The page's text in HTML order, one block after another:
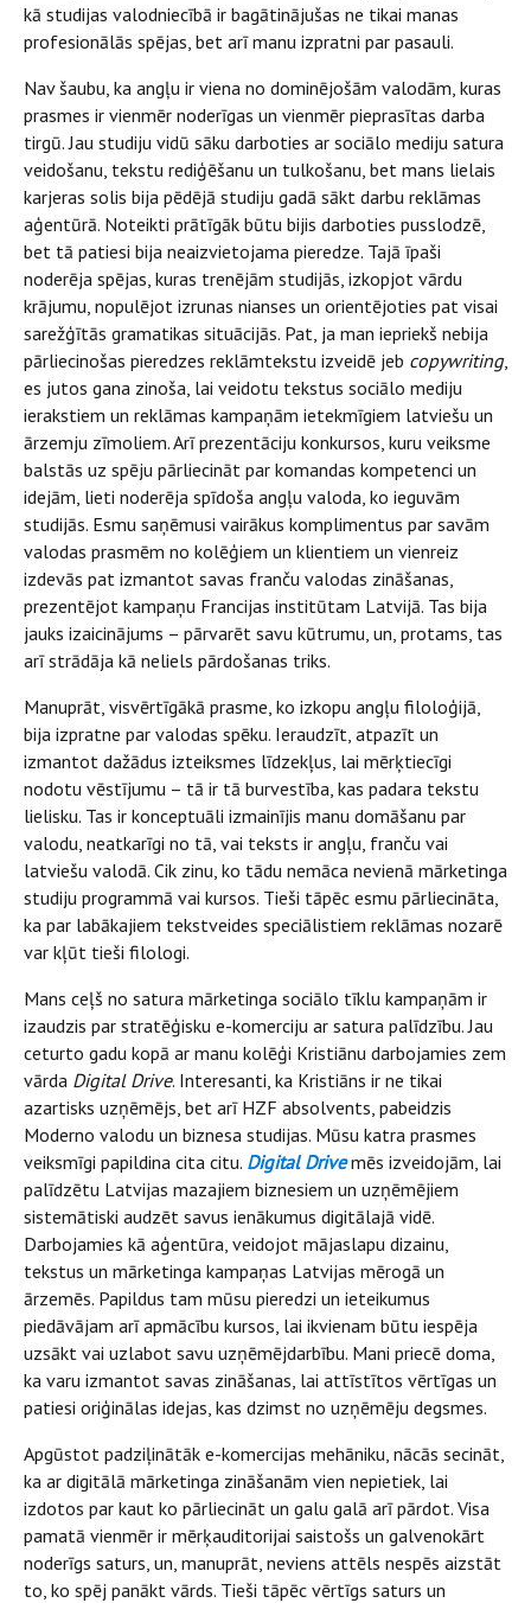
kā studijas valodniecībā ir bagātinājušas ne tikai manas
profesionālās spējas, bet arī manu izpratni par pasauli.
Nav šaubu, ka angļu ir viena no dominējošām valodām, kuras
prasmes ir vienmēr noderīgas un vienmēr pieprasītas darba
tirgū. Jau studiju vidū sāku darboties ar sociālo mediju satura
veidošanu, tekstu rediģēšanu un tulkošanu, bet mans lielais
karjeras solis bija pēdējā studiju gadā sākt darbu reklāmas
aģentūrā. Noteikti prātīgāk būtu bijis darboties pusslodzē,
bet tā patiesi bija neaizvietojama pieredze. Tajā īpaši
noderēja spējas, kuras trenējām studijās, izkopjot vārdu
krājumu, nopulējot izrunas nianses un orientējoties pat visai
sarežģītās gramatikas situācijās. Pat, ja man iepriekš nebija
pārliecinošas pieredzes reklāmtekstu izveidē jeb copywriting,
es jutos gana zinoša, lai veidotu tekstus sociālo mediju
ierakstiem un reklāmas kampaņām ietekmīgiem latviešu un
ārzemju zīmoliem. Arī prezentāciju konkursos, kuru veiksme
balstās uz spēju pārliecināt par komandas kompetenci un
idejām, lieti noderēja spīdoša angļu valoda, ko ieguvām
studijās. Esmu saņēmusi vairākus komplimentus par savām
valodas prasmēm no kolēģiem un klientiem un vienreiz
izdevās pat izmantot savas franču valodas zināšanas,
prezentējot kampaņu Francijas institūtam Latvijā. Tas bija
jauks izaicinājums – pārvarēt savu kūtrumu, un, protams, tas
arī strādāja kā neliels pārdošanas triks.
Manuprāt, visvērtīgākā prasme, ko izkopu angļu filoloģijā,
bija izpratne par valodas spēku. Ieraudzīt, atpazīt un
izmantot dažādus izteiksmes līdzekļus, lai mērķtiecīgi
nodotu vēstījumu – tā ir tā burvestība, kas padara tekstu
lielisku. Tas ir konceptuāli izmainījis manu domāšanu par
valodu, neatkarīgi no tā, vai teksts ir angļu, franču vai
latviešu valodā. Cik zinu, ko tādu nemāca nevienā mārketinga
studiju programmā vai kursos. Tieši tāpēc esmu pārliecināta,
ka par labākajiem tekstveides speciālistiem reklāmas nozarē
var kļūt tieši filologi.
Mans ceļš no satura mārketinga sociālo tīklu kampaņām ir
izaudzis par stratēģisku e-komerciju ar satura palīdzību. Jau
ceturto gadu kopā ar manu kolēģi Kristiānu darbojamies zem
vārda Digital Drive. Interesanti, ka Kristiāns ir ne tikai
azartisks uzņēmējs, bet arī HZF absolvents, pabeidzis
Moderno valodu un biznesa studijas. Mūsu katra prasmes
veiksmīgi papildina cita citu. Digital Drivemēs izveidojām, lai
palīdzētu Latvijas mazajiem biznesiem un uzņēmējiem
sistemātiski audzēt savus ienākumus digitālajā vidē.
Darbojamies kā aģentūra, veidojot mājaslapu dizainu,
tekstus un mārketinga kampaņas Latvijas mērogā un
ārzemēs. Papildus tam mūsu pieredzi un ieteikumus
piedāvājam arī apmācību kursos, lai ikvienam būtu iespēja
uzsākt vai uzlabot savu uzņēmējdarbību. Mani priecē doma,
ka varu izmantot savas zināšanas, lai attīstītos vērtīgas un
patiesi oriģinālas idejas, kas dzimst no uzņēmēju degsmes.
Apgūstot padziļinātāk e-komercijas mehāniku, nācās secināt,
ka ar digitālā mārketinga zināšanām vien nepietiek, lai
izdotos par kaut ko pārliecināt un galu galā arī pārdot. Visa
pamatā vienmēr ir mērķauditorijai saistošs un galvenokārt
noderīgs saturs, un, manuprāt, neviens attēls nespēs aizstāt
to, ko spēj panākt vārds. Tieši tāpēc vērtīgs saturs un